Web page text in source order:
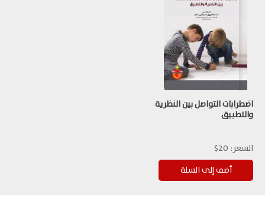
اضطرابات التواصل بين النظرية
والتطبيق
السعر: 20$